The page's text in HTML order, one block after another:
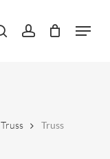
zoekenaccount Menu
Truss Truss
Close
Filters